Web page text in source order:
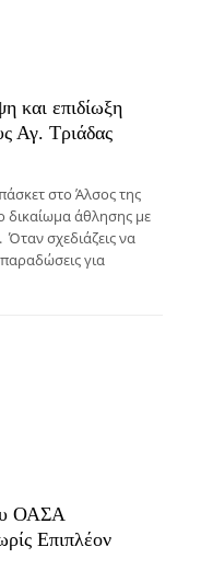
και επιδίωξη
Αγ. Τριάδας
στο Άλσος της
δικαίωμα άθλησης με
σχεδιάζεις να
για
ΟΑΣΑ
Επιπλέον